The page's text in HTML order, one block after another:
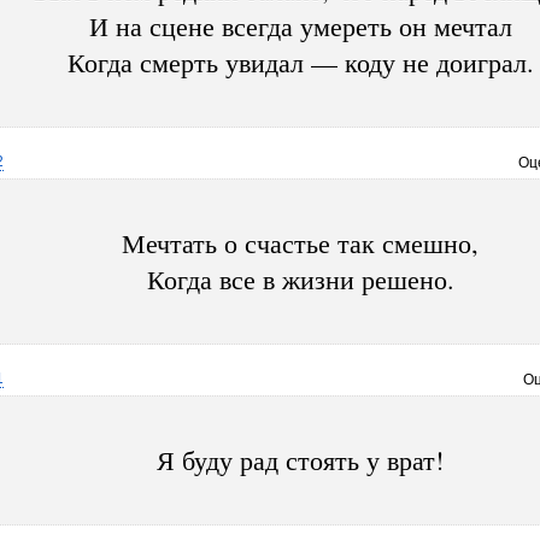
И на сцене всегда умереть он мечтал
Когда смерть увидал — коду не доиграл.
Мечтать о счастье так смешно,
Когда все в жизни решено.
Я буду рад стоять у врат!